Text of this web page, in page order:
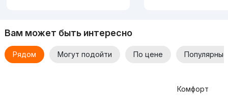
Вам может быть интересно
Рядом Могут подойти По цене Популярные
Комфорт